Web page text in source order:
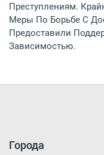
Преступлениям.
Меры По Борьбе С
Предоставили
Зависимостью.
Города